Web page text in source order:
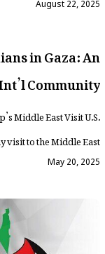
August 22, 2025
in Gaza: An
Community
Middle East Visit U.S.
to the Middle East
May 20, 2025